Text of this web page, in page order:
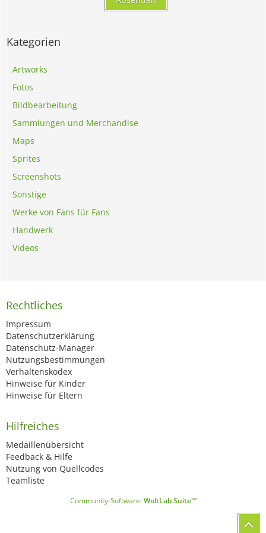
Kategorien
Artworks
Fotos
Bildbearbeitung
Sammlungen und Merchandise
Maps
Sprites
Screenshots
Sonstige
Werke von Fans für Fans
Handwerk
Videos
Rechtliches
Impressum
Datenschutzerklärung
Datenschutz-Manager
Nutzungsbestimmungen
Verhaltenskodex
Hinweise für Kinder
Hinweise für Eltern
Hilfreiches
Medaillenübersicht
Feedback & Hilfe
Nutzung von Quellcodes
Teamliste
Community-Software:WoltLab Suite™